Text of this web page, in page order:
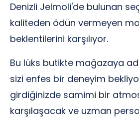
Denizli Jelmoli'de bulunan
kaliteden ödün vermeyen
beklentilerini karşılıyor.
Bu lüks butikte mağazaya
sizi enfes bir deneyim
girdiğinizde samimi bir
karşılaşacak ve uzman